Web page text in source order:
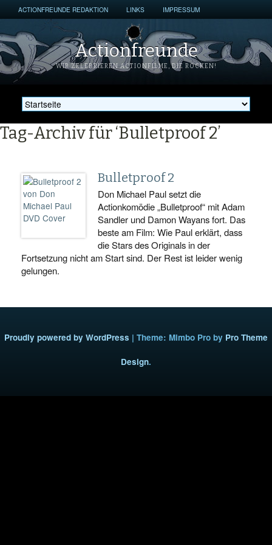
ACTIONFREUNDE REDAKTION LINKS IMPRESSUM
Actionfreunde
WIR ZELEBRIEREN ACTIONFILME, DIE ROCKEN!
Tag-Archiv für ‘Bulletproof 2’
Bulletproof 2
Don Michael Paul setzt die
Actionkomödie „Bulletproof“ mit Adam
Sandler und Damon Wayans fort. Das
beste am Film: Wie Paul erklärt, dass
die Stars des Originals in der
Fortsetzung nicht am Start sind. Der Rest ist leider wenig
gelungen.
Proudly powered by WordPress | Theme: Mimbo Pro by Pro Theme
Design.